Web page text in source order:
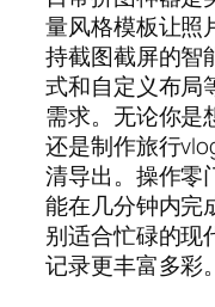
量风格模板让照
持截图截屏的智
式和自定义布局
需求。无论你是
还是制作旅行
清导出。操作零
能在几分钟内完
别适合忙碌的现
记录更丰富多彩。